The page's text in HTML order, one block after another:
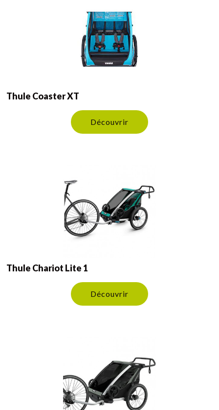
Thule Coaster XT
Découvrir
Thule Chariot Lite 1
Découvrir